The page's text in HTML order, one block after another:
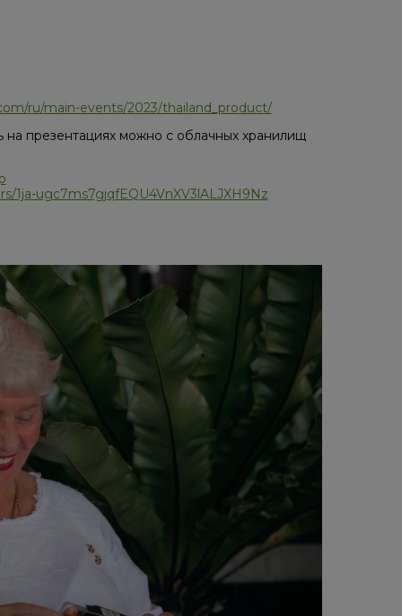
ru/main-events/2023/thailand_product/
на презентациях можно с облачных хранилищ
1ja-ugc7ms7gjqfEQU4VnXV3lALJXH9Nz